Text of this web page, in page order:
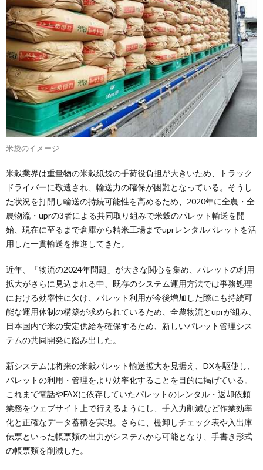
米袋のイメージ
米穀業界は重量物の米穀紙袋の手荷役負担が大きいため、トラック
ドライバーに敬遠され、輸送力の確保が困難となっている。そうし
た状況を打開し輸送の持続可能性を高めるため、2020年に全農・全
農物流・uprの3者による共同取り組みで米穀のパレット輸送を開
始、現在に至るまで倉庫から精米工場までuprレンタルパレットを活
用した一貫輸送を推進してきた。
近年、「物流の2024年問題」が大きな関心を集め、パレットの利用
拡大がさらに見込まれる中、既存のシステム運用方法では事務処理
における効率性に欠け、パレット利用が今後増加した際にも持続可
能な運用体制の構築が求められているため、全農物流とuprが組み、
日本国内で米の安定供給を確保するため、新しいパレット管理シス
テムの共同開発に踏み出した。
新システムは将来の米穀パレット輸送拡大を見据え、DXを駆使し、
パレットの利用・管理をより効率化することを目的に掲げている。
これまで電話やFAXに依存していたパレットのレンタル・返却依頼
業務をウェブサイト上で行えるようにし、手入力削減など作業効率
化と正確なデータ蓄積を実現。さらに、棚卸しチェック表や入出庫
伝票といった帳票類の出力がシステムから可能となり、手書き形式
の帳票類を削減した。